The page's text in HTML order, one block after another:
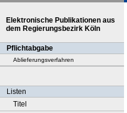
Elektronische Publikationen aus
dem Regierungsbezirk Köln
Pflichtabgabe
Ablieferungsverfahren
Listen
Titel